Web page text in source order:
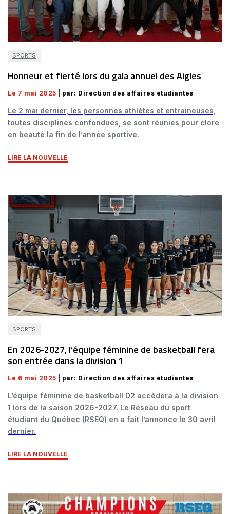
SPORTS
Honneur et fierté lors du gala annuel des Aigles
Le 7 mai 2025 | par: Direction des affaires étudiantes
Le 2 mai dernier, les personnes athlètes et entraineuses,
toutes disciplines confondues, se sont réunies pour clore
en beauté la fin de l’année sportive.
LIRE LA NOUVELLE
SPORTS
En 2026-2027, l’équipe féminine de basketball fera
son entrée dans la division 1
Le 6 mai 2025 | par: Direction des affaires étudiantes
L’équipe féminine de basketball D2 accèdera à la division
1 lors de la saison 2026-2027. Le Réseau du sport
étudiant du Québec (RSEQ) en a fait l’annonce le 30 avril
dernier.
LIRE LA NOUVELLE